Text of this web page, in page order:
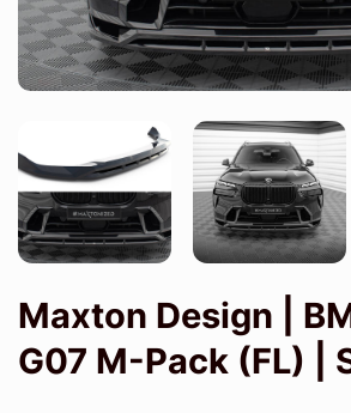
Maxton Design |
G07 M-Pack (FL) |